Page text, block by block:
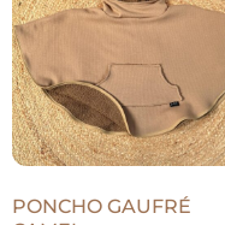
PONCHO GAUFRÉ